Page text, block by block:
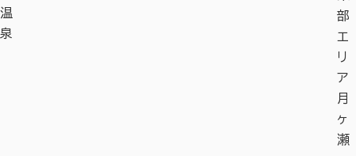
温
泉
部
エ
リ
ア
月
ヶ
瀬